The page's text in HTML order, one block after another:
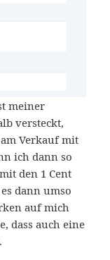
meiner
versteckt,
Verkauf mit
ich dann so
den 1 Cent
dann umso
auf mich
dass auch eine